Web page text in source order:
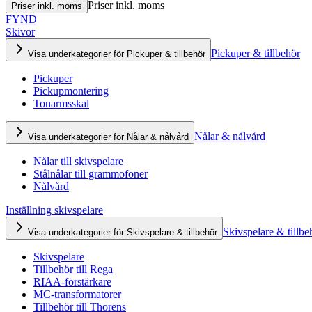
Priser inkl. moms Priser inkl. moms
FYND
Skivor
Visa underkategorier för Pickuper & tillbehör Pickuper & tillbehör
Pickuper
Pickupmontering
Tonarmsskal
Visa underkategorier för Nålar & nålvård Nålar & nålvård
Nålar till skivspelare
Stålnålar till grammofoner
Nålvård
Inställning skivspelare
Visa underkategorier för Skivspelare & tillbehör Skivspelare &
Skivspelare
Tillbehör till Rega
RIAA-förstärkare
MC-transformatorer
Tillbehör till Thorens